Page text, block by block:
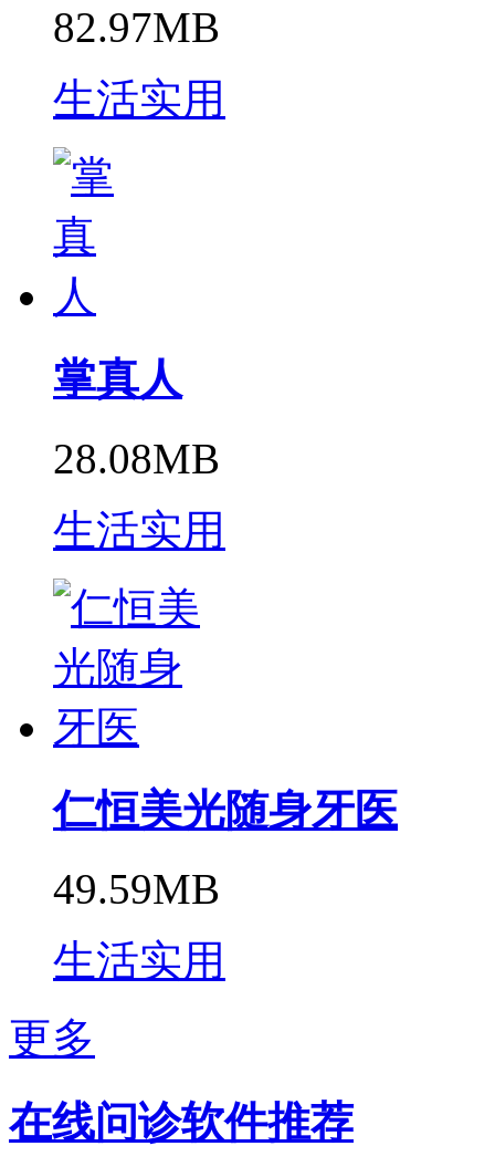
82.97MB
生活实用
掌真人
28.08MB
生活实用
仁恒美光随身牙医
49.59MB
生活实用
更多
在线问诊软件推荐